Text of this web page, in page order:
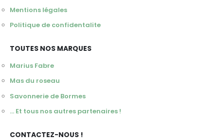
Mentions légales
Politique de confidentalite
TOUTES NOS MARQUES
Marius Fabre
Mas du roseau
Savonnerie de Bormes
... Et tous nos autres partenaires !
CONTACTEZ-NOUS !